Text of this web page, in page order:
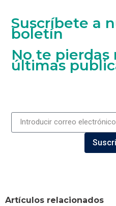
Suscríbete a
boletín
No te pierdas
últimas
Artículos relacionados